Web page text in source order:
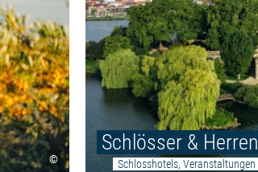
©
Schlösser &
Schlosshotels,